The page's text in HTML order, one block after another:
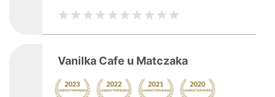
Vanilka Cafe u Matczaka